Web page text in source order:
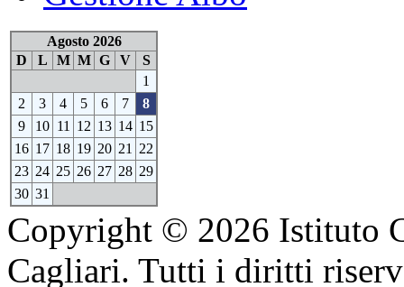
Agosto 2026
D
L M M G V
S
1
2
3 4 5 6 7
8
9
10 11 12 13 14 15
16 17 18 19 20 21
22
23 24 25 26 27 28 29
30 31
Copyright © 2026 Istituto
Cagliari. Tutti i diritti